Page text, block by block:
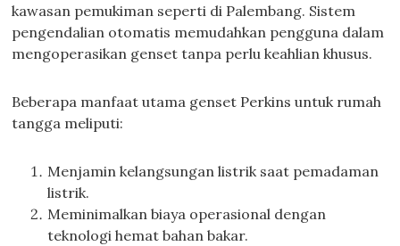
kawasan pemukiman seperti di Palembang. Sistem
pengendalian otomatis memudahkan pengguna dalam
mengoperasikan genset tanpa perlu keahlian khusus.
Beberapa manfaat utama genset Perkins untuk rumah
tangga meliputi:
Menjamin kelangsungan listrik saat pemadaman
listrik.
Meminimalkan biaya operasional dengan
teknologi hemat bahan bakar.